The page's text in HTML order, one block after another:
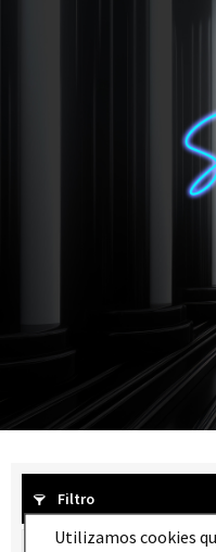
Filtro
Utilizamos cookies